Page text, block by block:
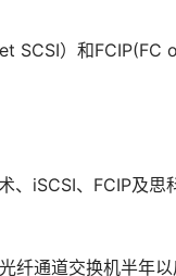
SCSI）和FCIP(FC
iSCSI、FCIP及思
通道交换机半年